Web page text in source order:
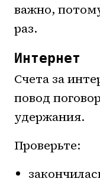
важно,
раз.
Интернет
Счета за
повод
удержания.
Проверьте: